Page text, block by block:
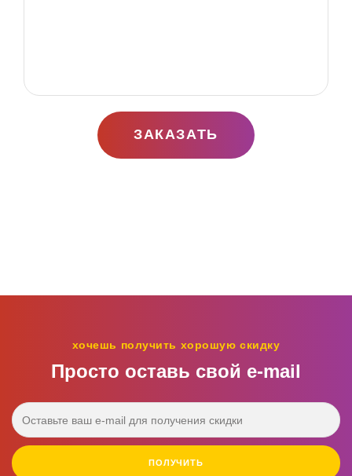
ЗАКАЗАТЬ
хочешь получить хорошую скидку
Просто оставь свой e‑mail
ПОЛУЧИТЬ